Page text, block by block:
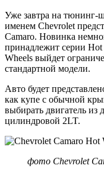
Уже завтра на тюнинг-
именем Chevrolet
Camaro. Новинка
принадлежит серии
Wheels выйдет
стандартной модели.
Авто будет
как купе с обычной
выбирать двигатель из
цилиндровой 2LT.
фото Chevrolet